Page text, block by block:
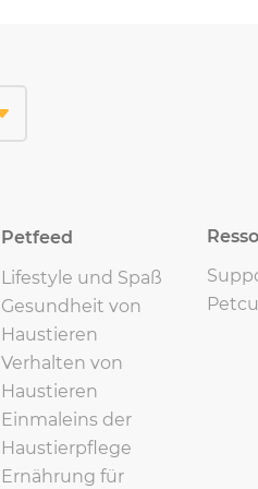
Petfeed
Lifestyle und Spaß
Gesundheit von
Haustieren
Verhalten von
Haustieren
Einmaleins der
Haustierpflege
Ernährung für